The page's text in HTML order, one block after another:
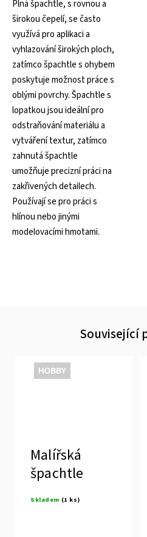
Plná špachtle, s rovnou a
širokou čepelí, se často
využívá pro aplikaci a
vyhlazování širokých ploch,
zatímco špachtle s ohybem
poskytuje možnost práce s
oblými povrchy. Špachtle s
lopatkou jsou ideální pro
odstraňování materiálu a
vytváření textur, zatímco
zahnutá špachtle
umožňuje precizní práci na
zakřivených detailech.
Používají se pro práci s
hlínou nebo jinými
modelovacími hmotami.
Související
Výprodej
Malířská
špachtle
Skladem (1 ks)